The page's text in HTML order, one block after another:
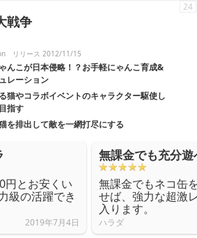
戦争
リリース 2012/11/15
んこが日本侵略！？お手軽にゃんこ育成&
レーション
猫やコラボイベントのキャラクター駆使し
指す
を排出して敵を一網打尽にする
24
円とお安くい
級の活躍でき
2019年7月4日
無課金でも充分
無課金でもネコ缶
せば、強力な超激
入ります。
ハラダ